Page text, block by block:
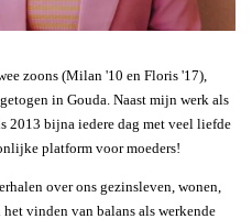
zoons (Milan '10 en Floris '17),
in Gouda. Naast mijn werk als
2013 bijna iedere dag met veel liefde
platform voor moeders!
over ons gezinsleven, wonen,
vinden van balans als werkende